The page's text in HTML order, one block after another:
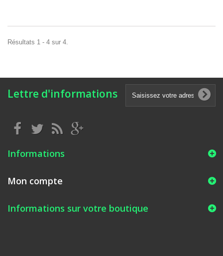
Résultats 1 - 4 sur 4.
Lettre d'informations
Informations
Mon compte
Informations sur votre boutique